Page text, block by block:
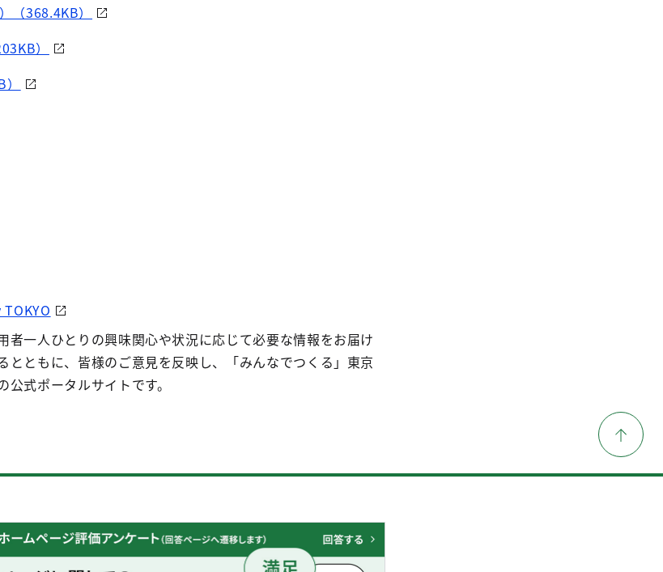
（368.4KB）
）
TOKYO
者一人ひとりの興味関心や状況に応じて必要な情報をお届け
とともに、皆様のご意見を反映し、「みんなでつくる」東京
公式ポータルサイトです。